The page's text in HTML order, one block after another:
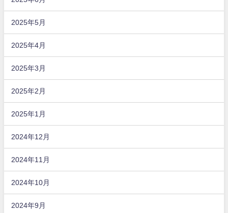
2025年5月
2025年4月
2025年3月
2025年2月
2025年1月
2024年12月
2024年11月
2024年10月
2024年9月